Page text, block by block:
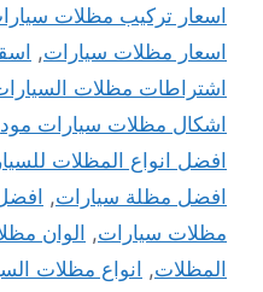
اسعار تركيب مظلات
اسعار مظلات سيارات,
اشتراطات مظلات
اشكال مظلات سيارات
افضل انواع المظلات
افضل مظلة سيارات,
مظلات سيارات, الوان
المظلات, انواع مظلات